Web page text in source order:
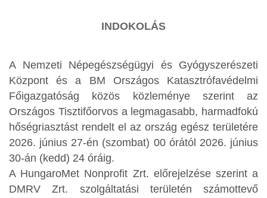
INDOKOLÁS
A Nemzeti Népegészségügyi és Gyógyszerészeti
Központ és a BM Országos Katasztrófavédelmi
Főigazgatóság közös közleménye szerint az
Országos Tisztifőorvos a legmagasabb, harmadfokú
hőségriasztást rendelt el az ország egész területére
2026. június 27-én (szombat) 00 órától 2026. június
30-án (kedd) 24 óráig.
A HungaroMet Nonprofit Zrt. előrejelzése szerint a
DMRV Zrt. szolgáltatási területén számottevő